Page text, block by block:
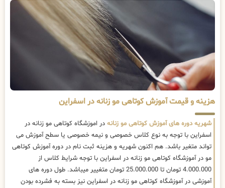
هزینه و قیمت آموزش کوتاهی مو زنانه در اسفراین
شهریه دوره های آموزش کوتاهی مو زنانه در اموزشگاه کوتاهی مو زنانه در
اسفراین با توجه به نوع کلاس خصوصی و نیمه خصوصی یا سطح آموزش می
تواند متغیر باشد. هم اکنون شهریه و هزینه ثبت نام در دوره آموزش کوتاهی
مو در آموزشگاه کوتاهی مو زنانه در اسفراین با توجه شرایط کلاس از
4.000.000 تومان تا 25.000.000 تومان متغییر میباشد. طول دوره های
آموزشی در آموزشگاه کوتاهی مو زنانه در اسفراین نیز بسته به فشرده بودن